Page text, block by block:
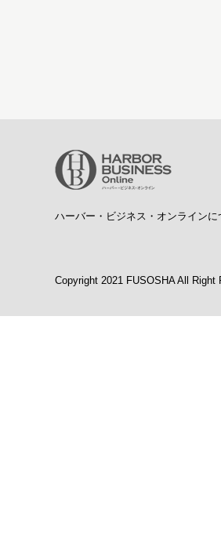
ハーバー・ビジネス・オンラインに
Copyright 2021 FUSOSHA All Right